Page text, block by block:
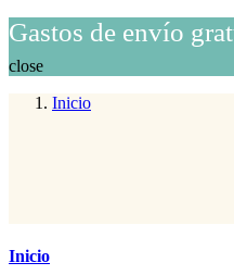
Gastos de envío
close
Inicio
Inicio